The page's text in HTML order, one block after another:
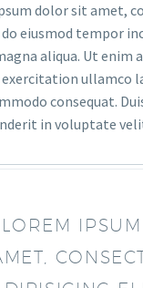
dolor sit amet,
eiusmod tempor
aliqua. Ut enim
ullamco
consequat.
in voluptate
…LOREM